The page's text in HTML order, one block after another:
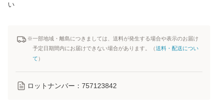
い
※一部地域・離島につきましては、送料が発生する場合や表示のお届け
予定日期間内にお届けできない場合があります。（送料・配送につい
て ）
ロットナンバー： 757123842